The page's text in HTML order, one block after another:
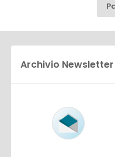
Archivio Newsletter